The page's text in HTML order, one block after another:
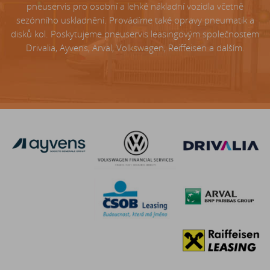
pneuservis pro osobní a lehké nákladní vozidla včetně
sezónního uskladnění. Provádíme také opravy pneumatik a
disků kol. Poskytujeme pneuservis leasingovým společnostem
Drivalia, Ayvens, Arval, Volkswagen, Reiffeisen a dalším.